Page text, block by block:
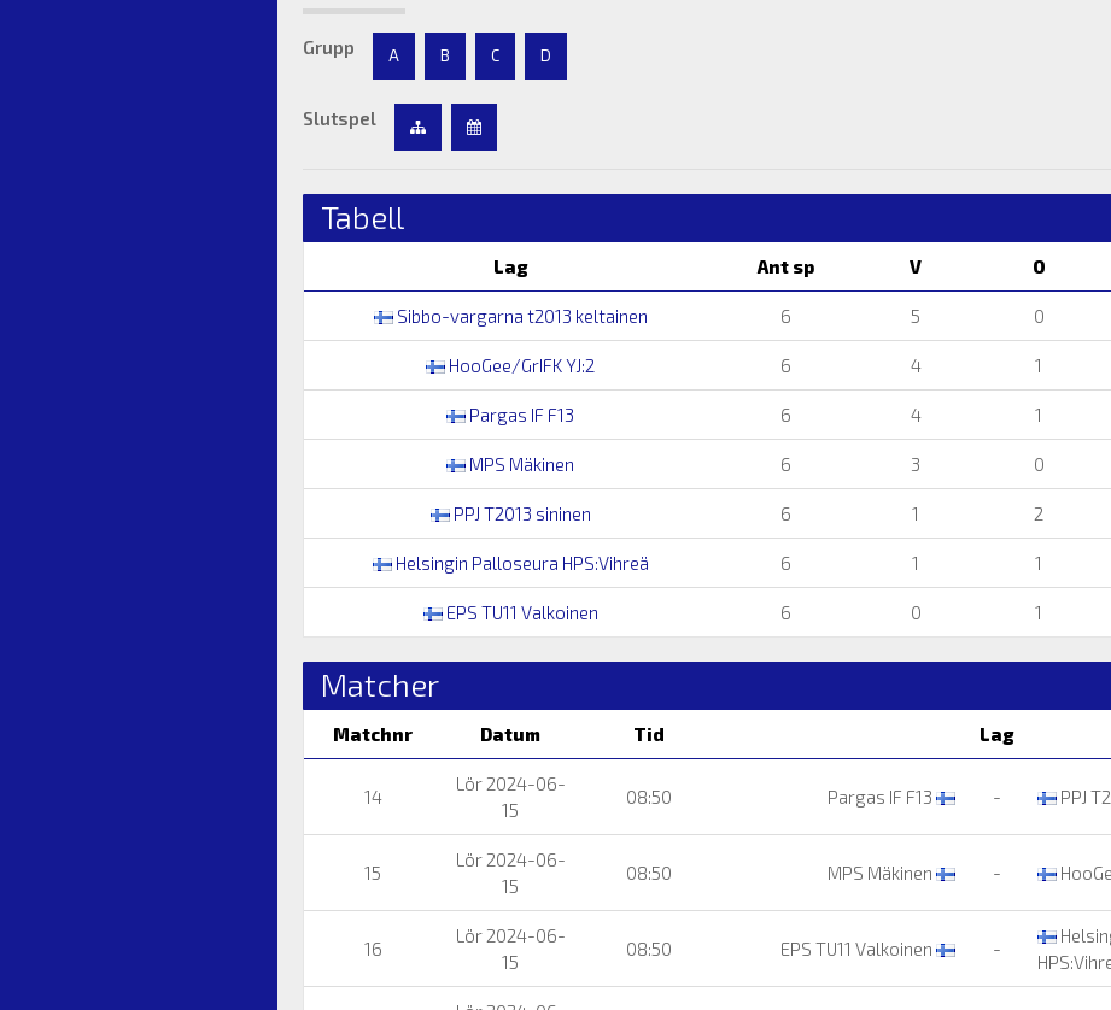
Grupp A B C D
Slutspel
Tabell
Lag Ant sp V O
Sibbo-vargarna t2013 keltainen 6 5 0
HooGee/GrIFK YJ:2 6 4 1
Pargas IF F13 6 4 1
MPS Mäkinen 6 3 0
PPJ T2013 sininen 6 1 2
Helsingin Palloseura HPS:Vihreä 6 1 1
EPS TU11 Valkoinen 6 0 1
Matcher
Matchnr Datum Tid Lag
14
Lör 2024-06-
15
08:50 Pargas IF F13 - PPJ
15
Lör 2024-06-
15
08:50 MPS Mäkinen -
16
Lör 2024-06-
15
08:50 EPS TU11 Valkoinen -